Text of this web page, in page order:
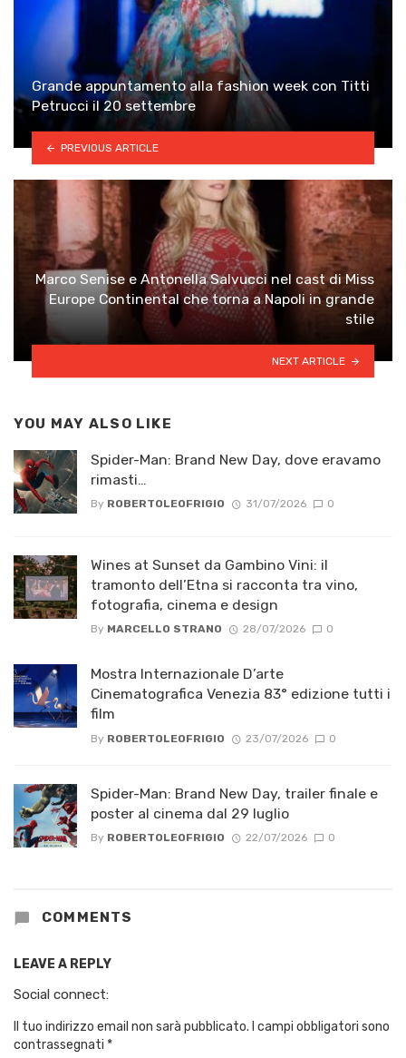
Grande appuntamento alla fashion week con Titti
Petrucci il 20 settembre
PREVIOUS ARTICLE
Marco Senise e Antonella Salvucci nel cast di Miss
Europe Continental che torna a Napoli in grande
stile
NEXT ARTICLE
YOU MAY ALSO LIKE
Spider-Man: Brand New Day, dove eravamo
rimasti…
By ROBERTOLEOFRIGIO 31/07/2026 0
Wines at Sunset da Gambino Vini: il
tramonto dell’Etna si racconta tra vino,
fotografia, cinema e design
By MARCELLO STRANO 28/07/2026 0
Mostra Internazionale D’arte
Cinematografica Venezia 83° edizione tutti i
film
By ROBERTOLEOFRIGIO 23/07/2026 0
Spider-Man: Brand New Day, trailer finale e
poster al cinema dal 29 luglio
By ROBERTOLEOFRIGIO 22/07/2026 0
COMMENTS
LEAVE A REPLY
Social connect:
Il tuo indirizzo email non sarà pubblicato. I campi obbligatori sono
contrassegnati *